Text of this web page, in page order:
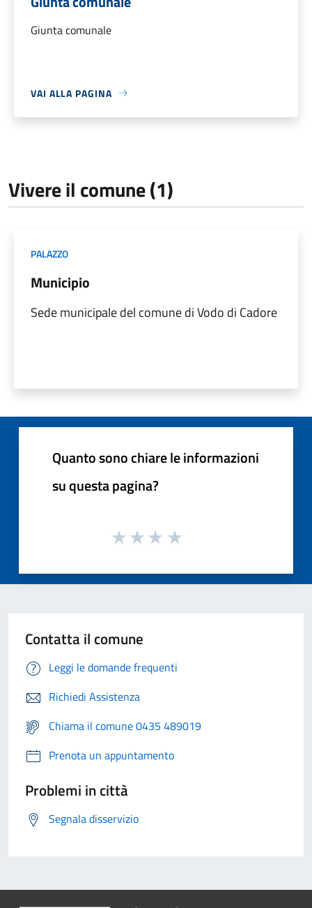
Giunta comunale
VAI ALLA PAGINA
Vivere il comune (1)
PALAZZO
Municipio
Sede municipale del comune di Vodo di Cadore
Quanto sono chiare le informazioni
su questa pagina?
Contatta il comune
Leggi le domande frequenti
Richiedi Assistenza
Chiama il comune 0435 489019
Prenota un appuntamento
Problemi in città
Segnala disservizio